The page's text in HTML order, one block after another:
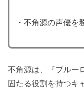
・不角源の声優を
不角源は、『ブルー
固たる役割を持つキ